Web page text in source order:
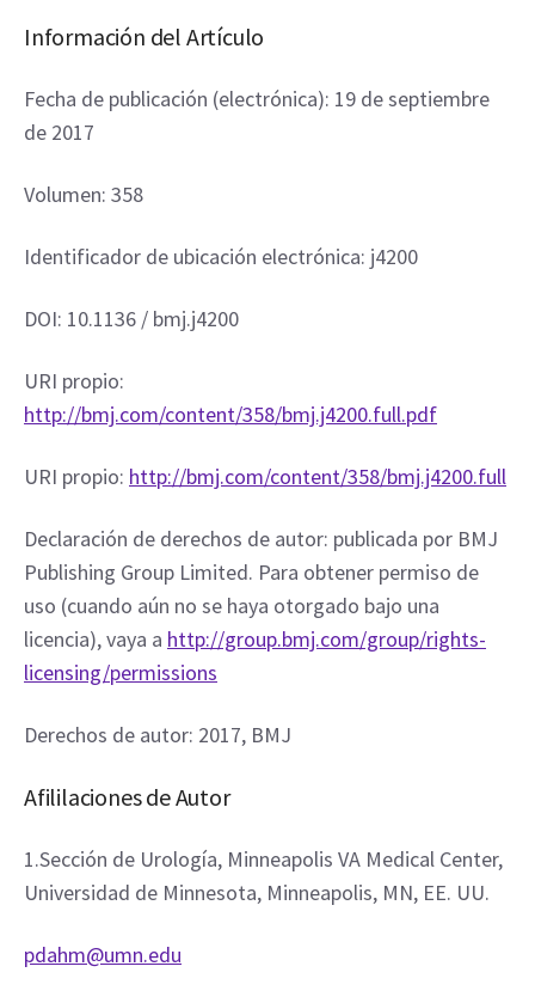
Información del Artículo
Fecha de publicación (electrónica): 19 de septiembre
de 2017
Volumen: 358
Identificador de ubicación electrónica: j4200
DOI: 10.1136 / bmj.j4200
http://bmj.com/content/358/bmj.j4200.full.pdf
URI propio: http://bmj.com/content/358/bmj.j4200.full
Declaración de derechos de autor: publicada por BMJ
Publishing Group Limited. Para obtener permiso de
uso (cuando aún no se haya otorgado bajo una
licencia), vaya a http://group.bmj.com/group/rights-
licensing/permissions
Derechos de autor: 2017, BMJ
Afililaciones de Autor
1.Sección de Urología, Minneapolis VA Medical Center,
Universidad de Minnesota, Minneapolis, MN, EE. UU.
pdahm@umn.edu